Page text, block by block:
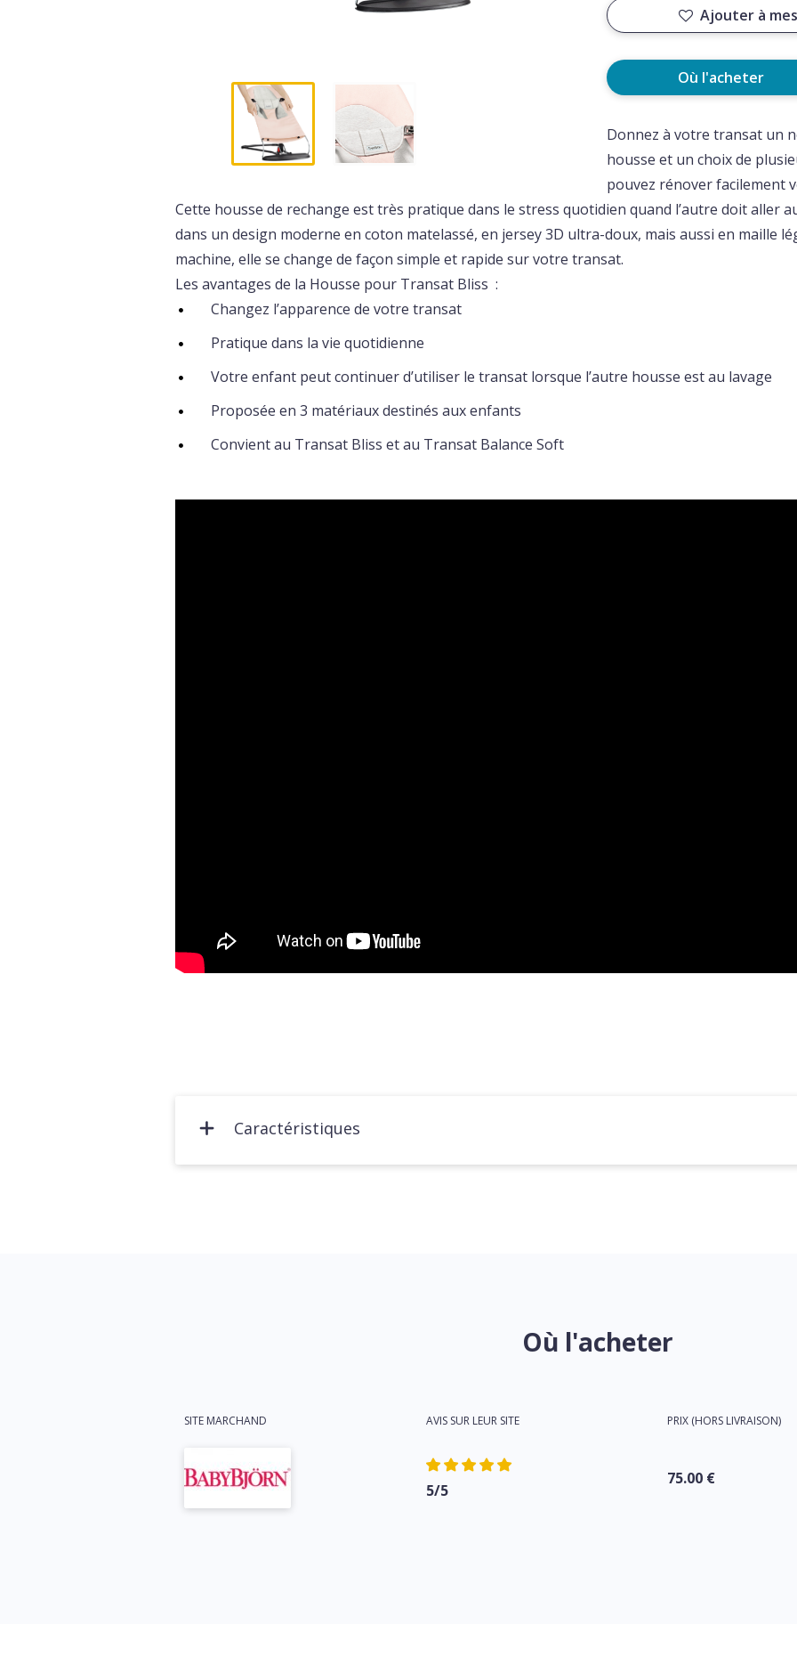
Ajouter à
Où l'acheter
Donnez à votre transat un
housse et un choix de
pouvez rénover facilement
Cette housse de rechange est très pratique dans le stress quotidien quand l’autre doit aller
dans un design moderne en coton matelassé, en jersey 3D ultra-doux, mais aussi en maille
machine, elle se change de façon simple et rapide sur votre transat.
Les avantages de la Housse pour Transat Bliss :
Changez l’apparence de votre transat
Pratique dans la vie quotidienne
Votre enfant peut continuer d’utiliser le transat lorsque l’autre housse est au lavage
Proposée en 3 matériaux destinés aux enfants
Convient au Transat Bliss et au Transat Balance Soft
Caractéristiques
Où l'acheter
SITE MARCHAND AVIS SUR LEUR SITE PRIX (HORS LIVRAISON)
5/5
75.00 €